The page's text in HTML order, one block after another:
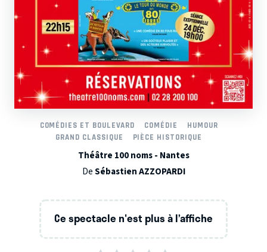
COMÉDIES ET BOULEVARD COMÉDIE
HUMOUR
GRAND CLASSIQUE
PIÈCE HISTORIQUE
Théâtre 100 noms - Nantes
DeSébastien AZZOPARDI
Ce spectacle n'est plus à l’affiche